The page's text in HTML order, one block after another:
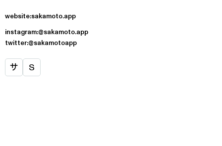
website:sakamoto.app
instagram:@sakamoto.app
twitter:@sakamotoapp
サ S